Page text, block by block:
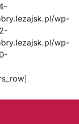
wp-
wp-